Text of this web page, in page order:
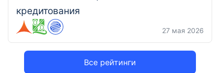
Все рейтинги
кредитования
27 мая 2026